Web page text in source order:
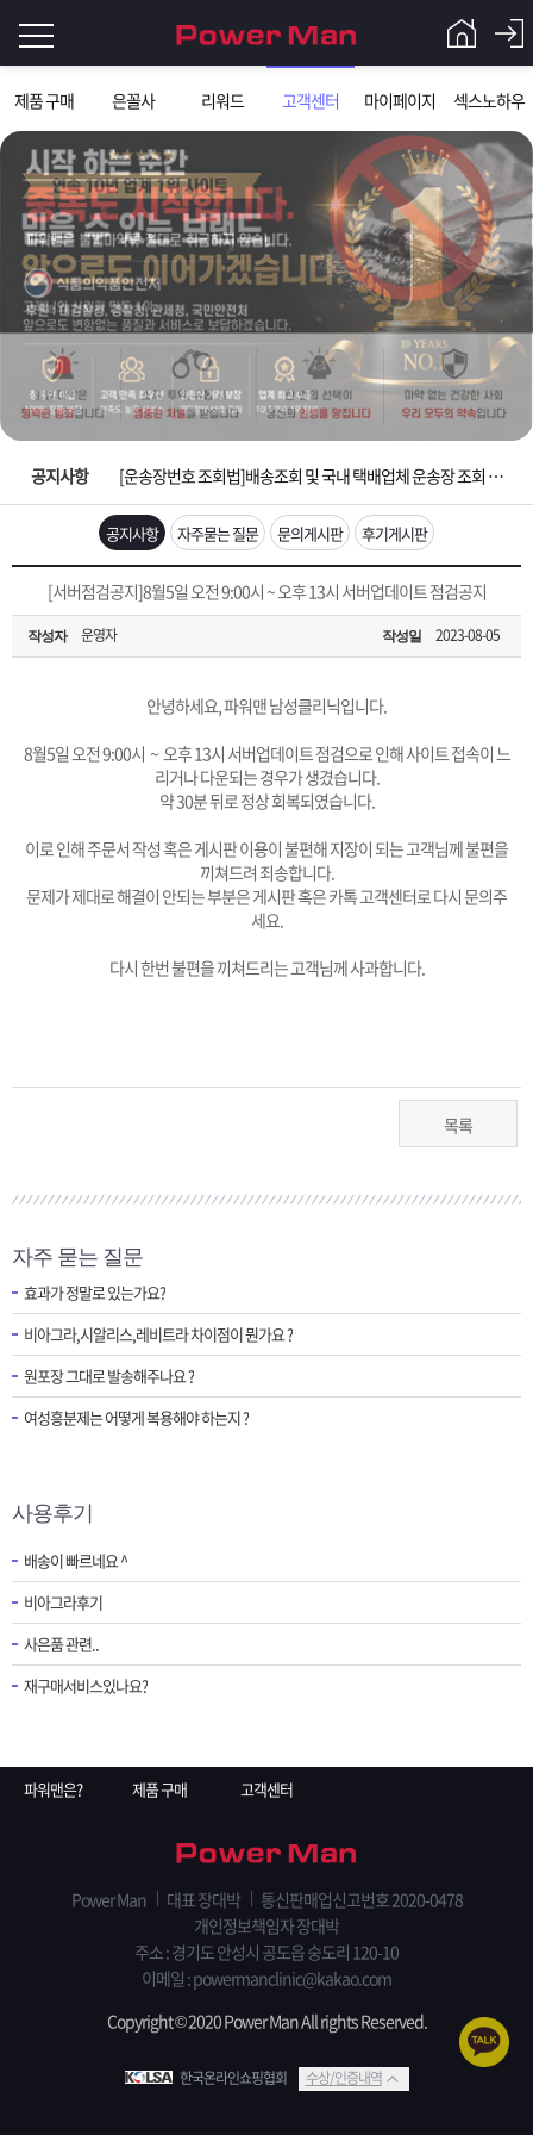
제품 구매 은꼴사 리워드 고객센터 마이페이지 섹스노하우
그
인
이
필
요
니
로
Q&A
파
워
맨
제
품
은
노
객
마
이
조
공지사항
입금확인이 안되는 상황을 대비해 꼭 입금후 고객센터 연락바랍니다.
[2026구정 연휴]설 연휴 배송 및 휴무 안내
[운송장번호 조회법]배송조회 및 국내 택배업체 운송장 조회 하는법
[ios앱 오픈]아이폰 고객 앱설치 가능합니다.
[무인택배함 이용 안내] 집 밖에 주소로 택배 받기
입금확인이 안되는 상황을 대비해 꼭 입금후 고객센터 연락바랍니다.
[2026구정 연휴]설 연휴 배송 및 휴무 안내
공지사항 자주묻는 질문 문의게시판 후기게시판
[서버점검공지]8월5일 오전 9:00시 ~ 오후 13시 서버업데이트 점검공지
작성자 운영자 작성일 2023-08-05
안녕하세요, 파워맨 남성클리닉입니다.
8월5일 오전 9:00시 ~ 오후 13시 서버업데이트 점검으로 인해 사이트 접속이 느
리거나 다운되는 경우가 생겼습니다.
약 30분 뒤로 정상 회복되였습니다.
이로 인해 주문서 작성 혹은 게시판 이용이 불편해 지장이 되는 고객님께 불편을
끼쳐드려 죄송합니다.
문제가 제대로 해결이 안되는 부분은 게시판 혹은 카톡 고객센터로 다시 문의주
세요.
다시 한번 불편을 끼쳐드리는 고객님께 사과합니다.
목록
자주 묻는 질문
효과가 정말로 있는가요?
비아그라,시알리스,레비트라 차이점이 뭔가요 ?
원포장 그대로 발송해주나요 ?
여성흥분제는 어떻게 복용해야 하는지 ?
사용후기
배송이 빠르네요 ^
비아그라후기
사은품 관련..
재구매서비스있나요?
파워맨은? 제품 구매 고객센터
Power Man 대표 장대박
통신판매업신고번호 2020-0478
개인정보책임자 장대박
주소 : 경기도 안성시 공도읍 숭도리 120-10
이메일 : powermanclinic@kakao.com
Copyright © 2020 Power Man All rights Reserved.
한국온라인쇼핑협회 수상/인증내역